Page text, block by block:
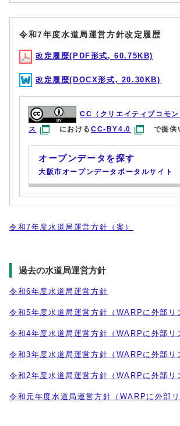
令和7年度水道局運営方針改定履歴
改定履歴(PDF形式, 60.75KB)
改定履歴(DOCX形式, 20.30KB)
CC（クリエイティブコモ
ス
におけるCC-BY4.0 で提供
オープンデータを探す
大阪市オープンデータポータルサイト
令和7年度水道局運営方針（案）
過去の水道局運営方針
令和6年度水道局運営方針
令和5年度水道局運営方針（WARPに外部リ
令和4年度水道局運営方針（WARPに外部リ
令和3年度水道局運営方針（WARPに外部リ
令和2年度水道局運営方針（WARPに外部リ
令和元年度水道局運営方針（WARPに外部リ